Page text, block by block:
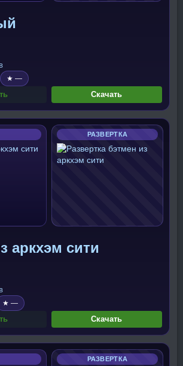
★ —
Скачать
РАЗВЕРТКА
аркхэм сити
★ —
Скачать
РАЗВЕРТКА